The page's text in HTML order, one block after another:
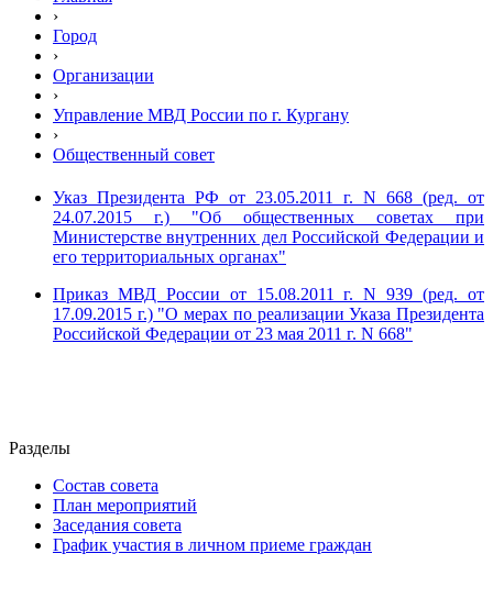
›
Город
›
Организации
›
Управление МВД России по г. Кургану
›
Общественный совет
Указ Президента РФ от 23.05.2011 г. N 668 (ред. от
24.07.2015 г.) "Об общественных советах при
Министерстве внутренних дел Российской Федерации и
его территориальных органах"
Приказ МВД России от 15.08.2011 г. N 939 (ред. от
17.09.2015 г.) "О мерах по реализации Указа Президента
Российской Федерации от 23 мая 2011 г. N 668"
Разделы
Состав совета
План мероприятий
Заседания совета
График участия в личном приеме граждан